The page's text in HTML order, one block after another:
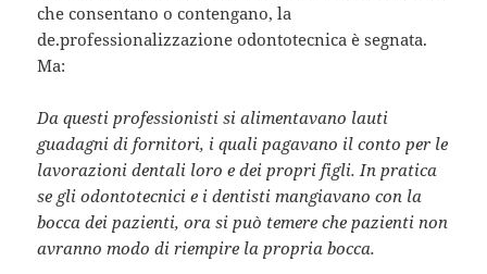
che consentano o contengano, la
de.professionalizzazione odontotecnica è segnata.
Ma:
Da questi professionisti si alimentavano lauti
guadagni di fornitori, i quali pagavano il conto per le
lavorazioni dentali loro e dei propri figli. In pratica
se gli odontotecnici e i dentisti mangiavano con la
bocca dei pazienti, ora si può temere che pazienti non
avranno modo di riempire la propria bocca.